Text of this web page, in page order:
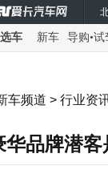
选车 新车 导购•试
车频道 > 行业资
华品牌潜